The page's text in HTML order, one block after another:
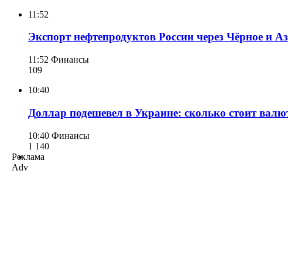
11:52
Экспорт нефтепродуктов России через Чёрное и
11:52 Финансы
109
10:40
Доллар подешевел в Украине: сколько стоит
10:40 Финансы
1 140
Реклама
Adv